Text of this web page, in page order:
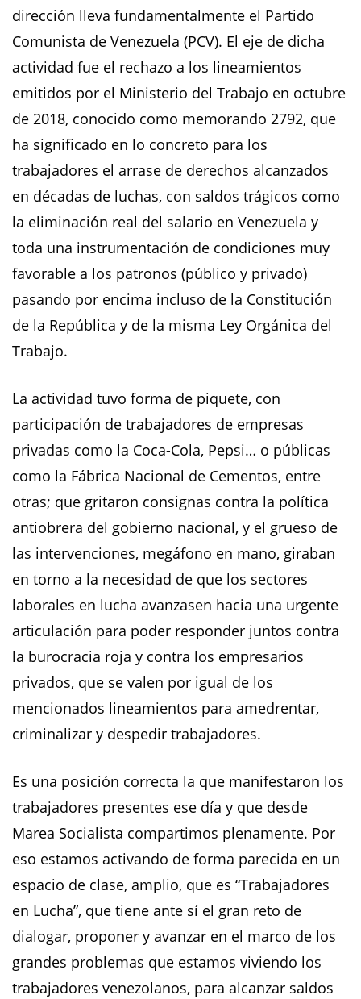
dirección lleva fundamentalmente el Partido
Comunista de Venezuela (PCV). El eje de dicha
actividad fue el rechazo a los lineamientos
emitidos por el Ministerio del Trabajo en octubre
de 2018, conocido como memorando 2792, que
ha significado en lo concreto para los
trabajadores el arrase de derechos alcanzados
en décadas de luchas, con saldos trágicos como
la eliminación real del salario en Venezuela y
toda una instrumentación de condiciones muy
favorable a los patronos (público y privado)
pasando por encima incluso de la Constitución
de la República y de la misma Ley Orgánica del
Trabajo.
La actividad tuvo forma de piquete, con
participación de trabajadores de empresas
privadas como la Coca-Cola, Pepsi… o públicas
como la Fábrica Nacional de Cementos, entre
otras; que gritaron consignas contra la política
antiobrera del gobierno nacional, y el grueso de
las intervenciones, megáfono en mano, giraban
en torno a la necesidad de que los sectores
laborales en lucha avanzasen hacia una urgente
articulación para poder responder juntos contra
la burocracia roja y contra los empresarios
privados, que se valen por igual de los
mencionados lineamientos para amedrentar,
criminalizar y despedir trabajadores.
Es una posición correcta la que manifestaron los
trabajadores presentes ese día y que desde
Marea Socialista compartimos plenamente. Por
eso estamos activando de forma parecida en un
espacio de clase, amplio, que es “Trabajadores
en Lucha”, que tiene ante sí el gran reto de
dialogar, proponer y avanzar en el marco de los
grandes problemas que estamos viviendo los
trabajadores venezolanos, para alcanzar saldos